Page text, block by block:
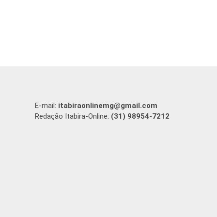
E-mail: itabiraonlinemg@gmail.com
Redação Itabira-Online: (31) 98954-7212